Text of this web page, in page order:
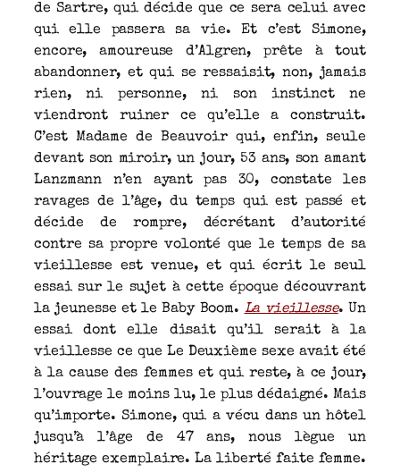
de Sartre, qui décide que ce sera celui avec
qui elle passera sa vie. Et c’est Simone,
encore, amoureuse d’Algren, prête à tout
abandonner, et qui se ressaisit, non, jamais
rien, ni personne, ni son instinct ne
viendront ruiner ce qu’elle a construit.
C’est Madame de Beauvoir qui, enfin, seule
devant son miroir, un jour, 53 ans, son amant
Lanzmann n’en ayant pas 30, constate les
ravages de l’âge, du temps qui est passé et
décide de rompre, décrétant d’autorité
contre sa propre volonté que le temps de sa
vieillesse est venue, et qui écrit le seul
essai sur le sujet à cette époque découvrant
la jeunesse et le Baby Boom. La vieillesse. Un
essai dont elle disait qu’il serait à la
vieillesse ce que Le Deuxième sexe avait été
à la cause des femmes et qui reste, à ce jour,
l’ouvrage le moins lu, le plus dédaigné. Mais
qu’importe. Simone, qui a vécu dans un hôtel
jusqu’à l’âge de 47 ans, nous lègue un
héritage exemplaire. La liberté faite femme.